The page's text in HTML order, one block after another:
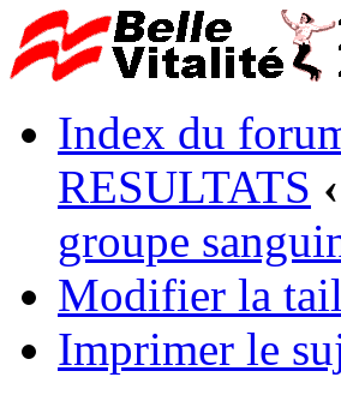
Index du
RESULTATS ‹
groupe
Modifier la
Imprimer le